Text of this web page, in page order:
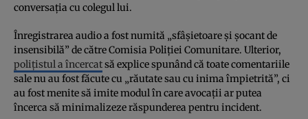
conversația cu colegul lui.
Înregistrarea audio a fost numită „sfâșietoare și șocant de
insensibilă” de către Comisia Poliției Comunitare. Ulterior,
polițistul a încercatsă explice spunând că toate comentariile
sale nu au fost făcute cu „răutate sau cu inima împietrită”, ci
au fost menite să imite modul în care avocații ar putea
încerca să minimalizeze răspunderea pentru incident.